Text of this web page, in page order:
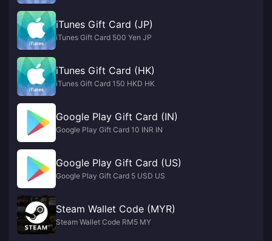
iTunes Gift Card (JP)
iTunes Gift Card 500 Yen JP
iTunes Gift Card (HK)
iTunes Gift Card 150 HKD HK
Google Play Gift Card (IN)
Google Play Gift Card 10 INR IN
Google Play Gift Card (US)
Google Play Gift Card 5 USD US
Steam Wallet Code (MYR)
Steam Wallet Code RM5 MY